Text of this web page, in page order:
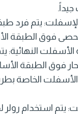
يتم فرد
فوق الطبقة
النهائية:
فوق الطبقة
الخاصة
يتم استخدام